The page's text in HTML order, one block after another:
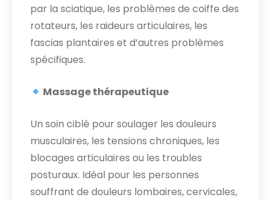
par la sciatique, les problèmes de coiffe des
rotateurs, les raideurs articulaires, les
fascias plantaires et d’autres problèmes
spécifiques.
Massage thérapeutique
Un soin ciblé pour soulager les douleurs
musculaires, les tensions chroniques, les
blocages articulaires ou les troubles
posturaux. Idéal pour les personnes
souffrant de douleurs lombaires, cervicales,